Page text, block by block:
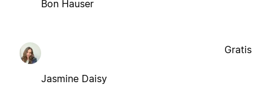
Bon Hauser
Jasmine Daisy
Gratis